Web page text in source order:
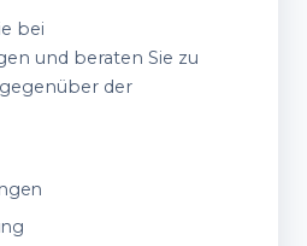
bei
und beraten Sie zu
der